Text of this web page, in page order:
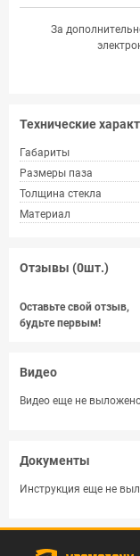
За
Технические
Габариты
Размеры паза
Толщина стекла
Материал
Отзывы (0шт.)
Оставьте свой отзыв,
будьте первым!
Видео
Видео еще не
Документы
Инструкция еще не